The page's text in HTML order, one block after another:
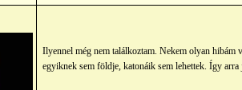
Ilyennel még nem találkoztam. Nekem olyan hibám
egyiknek sem földje, katonáik sem lehettek. Így